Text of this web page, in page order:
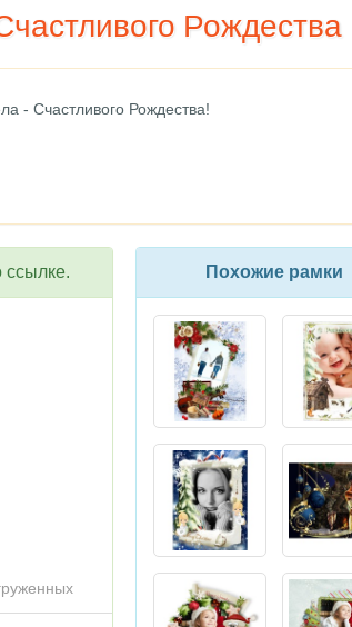
Рождества
- Счастливого Рождества!
Похожие рамки